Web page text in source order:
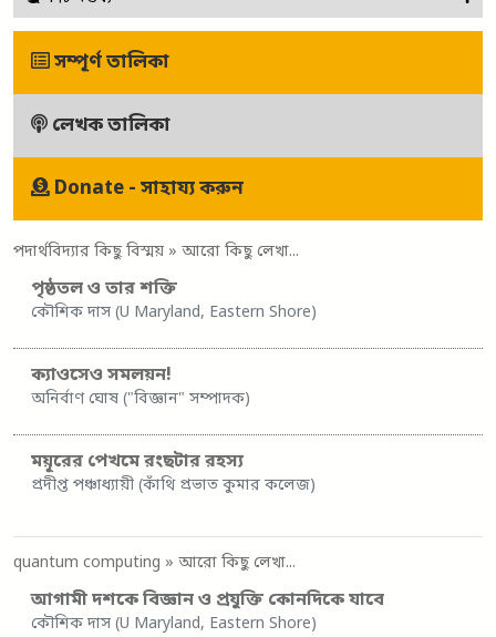
সম্পূর্ণ তালিকা
লেখক তালিকা
Donate - সাহায্য করুন
পদার্থবিদ্যার কিছু বিস্ময় » আরো কিছু লেখা...
পৃষ্ঠতল ও তার শক্তি
কৌশিক দাস (U Maryland, Eastern Shore)
ক্যাওসেও সমলয়ন!
অনির্বাণ ঘোষ ("বিজ্ঞান" সম্পাদক)
ময়ূরের পেখমে রংছটার রহস্য
প্রদীপ্ত পঞ্চাধ্যায়ী (কাঁথি প্রভাত কুমার কলেজ)
quantum computing » আরো কিছু লেখা...
আগামী দশকে বিজ্ঞান ও প্রযুক্তি কোনদিকে যাবে
কৌশিক দাস (U Maryland, Eastern Shore)